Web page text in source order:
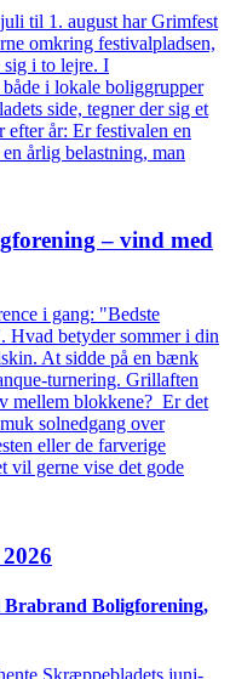
til 1. august har Grimfest
omkring festivalpladsen,
sig i to lejre. I
i lokale boliggrupper
side, tegner der sig et
efter år: Er festivalen en
årlig belastning, man
– vind med
i gang: "Bedste
Hvad betyder sommer i din
At sidde på en bænk
turnering. Grillaften
mellem blokkene? Er det
solnedgang over
eller de farverige
vil gerne vise det gode
Brabrand Bolig­forening,